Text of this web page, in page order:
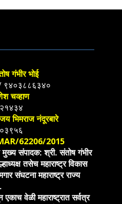
गंभीर भोई
९४०३८८६३४०
चव्हाण
भिमराज नंदूरबारे
62206/2015
संपादक: श्री. संतोष गंभीर
तसेच महाराष्ट्र विकास
संघटना महाराष्ट्र राज्य
वेळी महाराष्ट्रात सर्वत्र